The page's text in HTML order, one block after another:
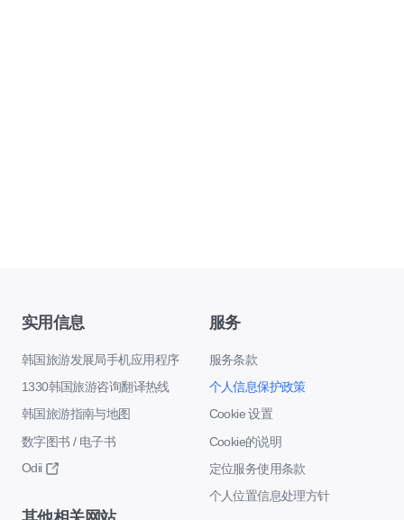
实用信息
韩国旅游发展局手机应用程序
1330韩国旅游咨询翻译热线
韩国旅游指南与地图
数字图书 / 电子书
Odii
服务
服务条款
个人信息保护政策
Cookie 设置
Cookie的说明
定位服务使用条款
个人位置信息处理方针